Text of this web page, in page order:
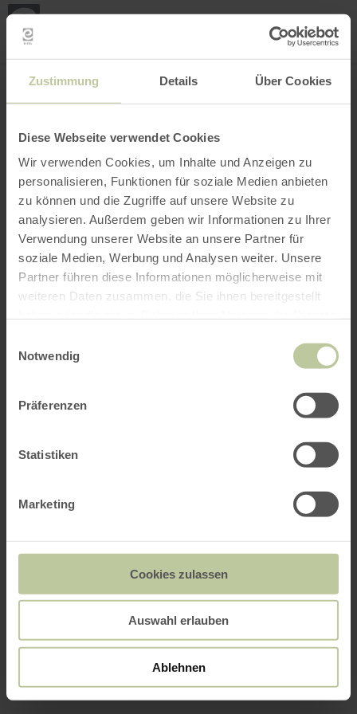
Zustimmung Details Über Cookies
Diese Webseite verwendet Cookies
Wir verwenden Cookies, um Inhalte und Anzeigen zu
personalisieren, Funktionen für soziale Medien anbieten
zu können und die Zugriffe auf unsere Website zu
analysieren. Außerdem geben wir Informationen zu Ihrer
Verwendung unserer Website an unsere Partner für
soziale Medien, Werbung und Analysen weiter. Unsere
Partner führen diese Informationen möglicherweise mit
weiteren Daten zusammen, die Sie ihnen bereitgestellt
Notwendig
Präferenzen
Statistiken
Marketing
Cookies zulassen
Auswahl erlauben
Ablehnen
INTERAKTIVE KARTE
Filter öffnen